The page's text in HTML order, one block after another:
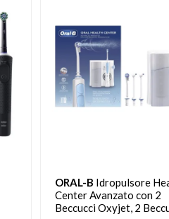
ORAL-B Idropulsore
Center Avanzato con 2
Beccucci Oxyjet, 2